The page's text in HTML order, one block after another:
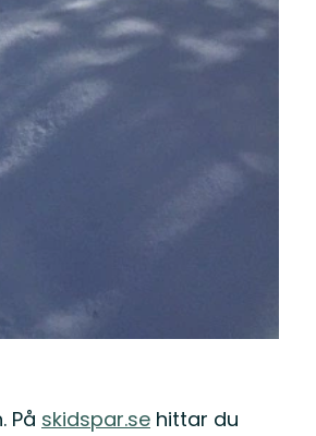
På skidspar.se hittar du